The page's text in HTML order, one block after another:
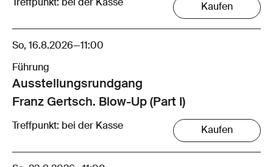
Treffpunkt: bei der Kasse Kaufen
So, 16.8.2026—11:00
Führung
Ausstellungsrund­gang
Franz Gertsch. Blow-Up (Part I)
Treffpunkt: bei der Kasse Kaufen